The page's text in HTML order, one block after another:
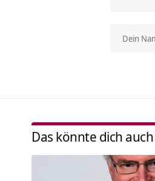
Das könnte dich